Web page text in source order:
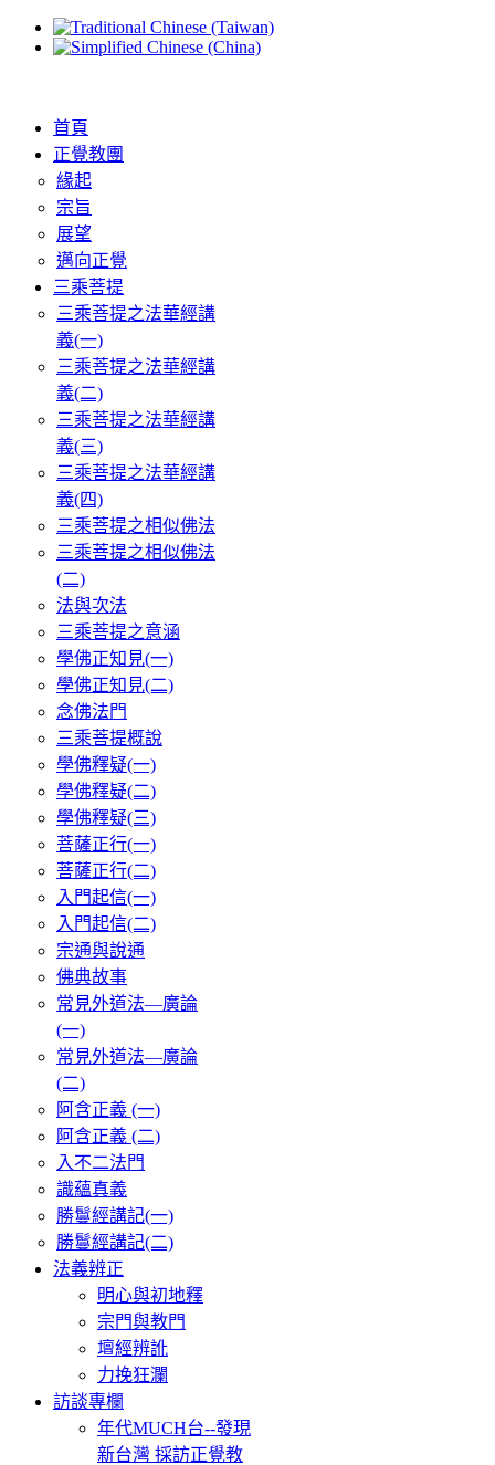
首頁
正覺教團
緣起
宗旨
展望
邁向正覺
三乘菩提
三乘菩提之法華經講
義(一)
三乘菩提之法華經講
義(二)
三乘菩提之法華經講
義(三)
三乘菩提之法華經講
義(四)
三乘菩提之相似佛法
三乘菩提之相似佛法
(二)
法與次法
三乘菩提之意涵
學佛正知見(一)
學佛正知見(二)
念佛法門
三乘菩提概說
學佛釋疑(一)
學佛釋疑(二)
學佛釋疑(三)
菩薩正行(一)
菩薩正行(二)
入門起信(一)
入門起信(二)
宗通與說通
佛典故事
常見外道法—廣論
(一)
常見外道法—廣論
(二)
阿含正義 (一)
阿含正義 (二)
入不二法門
識蘊真義
勝鬘經講記(一)
勝鬘經講記(二)
法義辨正
明心與初地釋
宗門與教門
壇經辨訛
力挽狂瀾
訪談專欄
年代MUCH台--發現
新台灣 採訪正覺教